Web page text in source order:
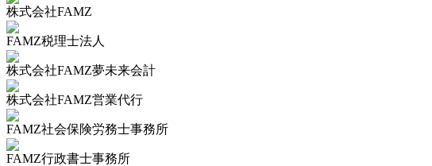
株式会社FAMZ
FAMZ税理士法人
株式会社FAMZ夢未来会計
株式会社FAMZ営業代行
FAMZ社会保険労務士事務所
FAMZ行政書士事務所